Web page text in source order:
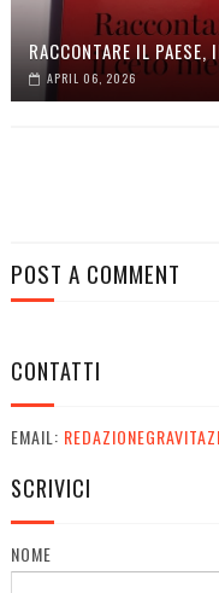
RACCONTARE IL
APRIL 06, 2026
POST A COMMENT
CONTATTI
EMAIL:
SCRIVICI
NOME